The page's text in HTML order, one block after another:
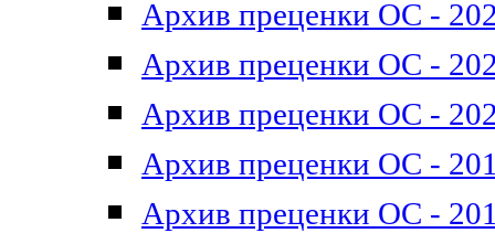
Архив преценки ОС -
Архив преценки ОС -
Архив преценки ОС -
Архив преценки ОС -
Архив преценки ОС -